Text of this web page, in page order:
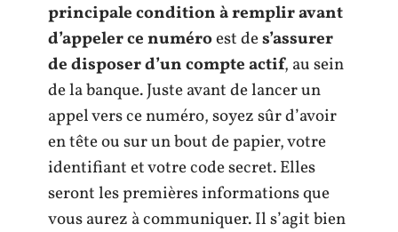
principale condition à remplir avant
d’appeler ce numéroest des’assurer
de disposer d’un compte actif, au sein
de la banque. Juste avant de lancer un
appel vers ce numéro, soyez sûr d’avoir
en tête ou sur un bout de papier, votre
identifiant et votre code secret. Elles
seront les premières informations que
vous aurez à communiquer. Il s’agit bien